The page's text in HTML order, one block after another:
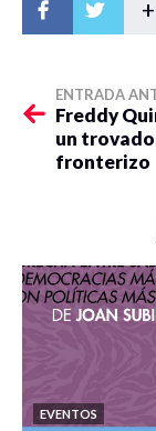
+
ENTRADA
Freddy
un
fronterizo
EVENTOS